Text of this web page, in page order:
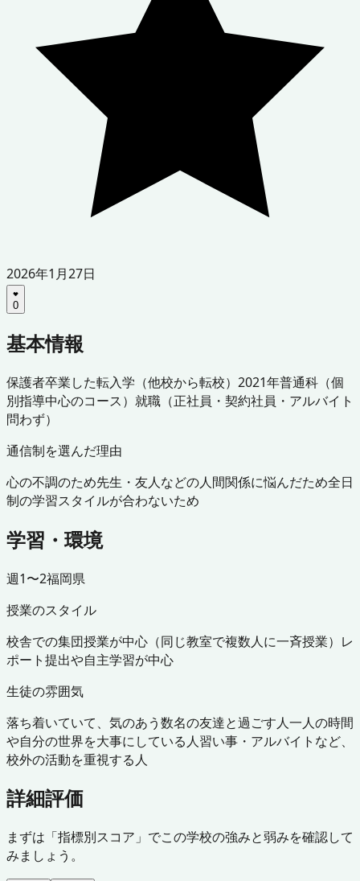
2026年1月27日
0
基本情報
保護者卒業した転入学（他校から転校） 2021年普通科（個
別指導中心のコース） 就職（正社員・契約社員・アルバイト
問わず）
通信制を選んだ理由
心の不調のため先生・友人などの人間関係に悩んだため全日
制の学習スタイルが合わないため
学習・環境
週1〜2福岡県
授業のスタイル
校舎での集団授業が中心（同じ教室で複数人に一斉授業） レ
ポート提出や自主学習が中心
生徒の雰囲気
落ち着いていて、気のあう数名の友達と過ごす人一人の時間
や自分の世界を大事にしている人習い事・アルバイトなど、
校外の活動を重視する人
詳細評価
まずは「指標別スコア」でこの学校の強みと弱みを確認して
みましょう。